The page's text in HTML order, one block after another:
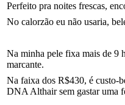
Perfeito pra noites frescas,
No calorzão eu não usaria,
Na minha pele fixa mais de 9
marcante.
Na faixa dos R$430, é custo-
DNA Althair sem gastar uma